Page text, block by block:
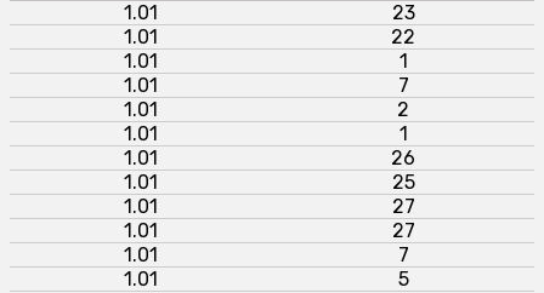
1.01
23
1.01
22
1.01
1
1.01
7
1.01
2
1.01
1
1.01
26
1.01
25
1.01
27
1.01
27
1.01
7
1.01
5